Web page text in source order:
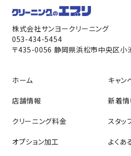
株式会社サンヨークリーニング
053-434-5454
〒435-0056 静岡県浜松市中央区小
ホーム
店舗情報
クリーニング料金
オプション加工
キャン
新着
スタッ
よくあ